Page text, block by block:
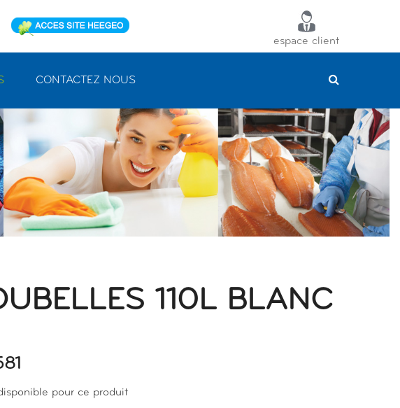
espace client
CONTACTEZ NOUS
110L BLANC
pour ce produit